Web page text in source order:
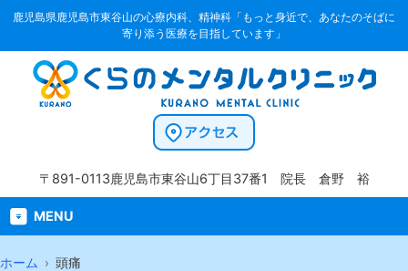
鹿児島県鹿児島市東谷山の心療内科、精神科「もっと身近で、あなたのそばに
寄り添う医療を目指しています」
〒891-0113鹿児島市東谷山6丁目37番1 院長 倉野 裕
MENU
ホーム 頭痛